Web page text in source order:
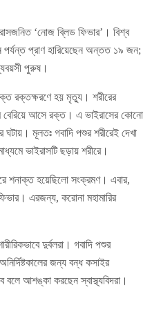
‘নোজ ব্লিড ফিভার’। বিশ্ব
প্রাণ হারিয়েছেন অন্তত ১৯ জন;
পুরুষ।
রক্তক্ষরণে হয় মৃত্যু। শরীরের
বেরিয়ে আসে রক্ত। এ ভাইরাসের কোনো
ঘটায়। মূলতঃ গবাদি পশুর শরীরেই দেখা
ভাইরাসটি ছড়ায় শরীরে।
শনাক্ত হয়েছিলো সংক্রমণ। এবার,
এরজন্য, করোনা মহামারির
দুর্বলরা। গবাদি পশুর
জন্য বন্ধ কসাইর
আশঙ্কা করছেন স্বাস্থ্যবিদরা।